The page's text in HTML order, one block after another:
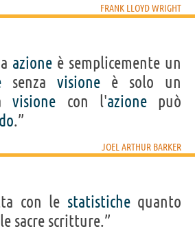
FRANK LLOYD WRIGHT
azione è semplicemente un
senza visione è solo un
visione con l'azionepuò
.”
JOEL ARTHUR BARKER
con le statistichequanto
sacre scritture.”